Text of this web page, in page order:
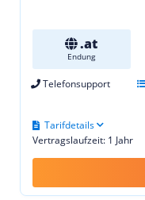
.at
Endung
Telefonsupport
Vertragslaufzeit: 1 Jahr
Tarifdetails